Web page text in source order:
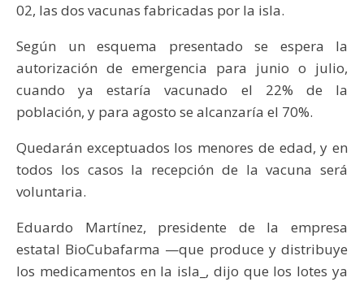
02, las dos vacunas fabricadas por la isla.
Según un esquema presentado se espera la
autorización de emergencia para junio o julio,
cuando ya estaría vacunado el 22% de la
población, y para agosto se alcanzaría el 70%.
Quedarán exceptuados los menores de edad, y en
todos los casos la recepción de la vacuna será
voluntaria.
Eduardo Martínez, presidente de la empresa
estatal BioCubafarma —que produce y distribuye
los medicamentos en la isla_, dijo que los lotes ya